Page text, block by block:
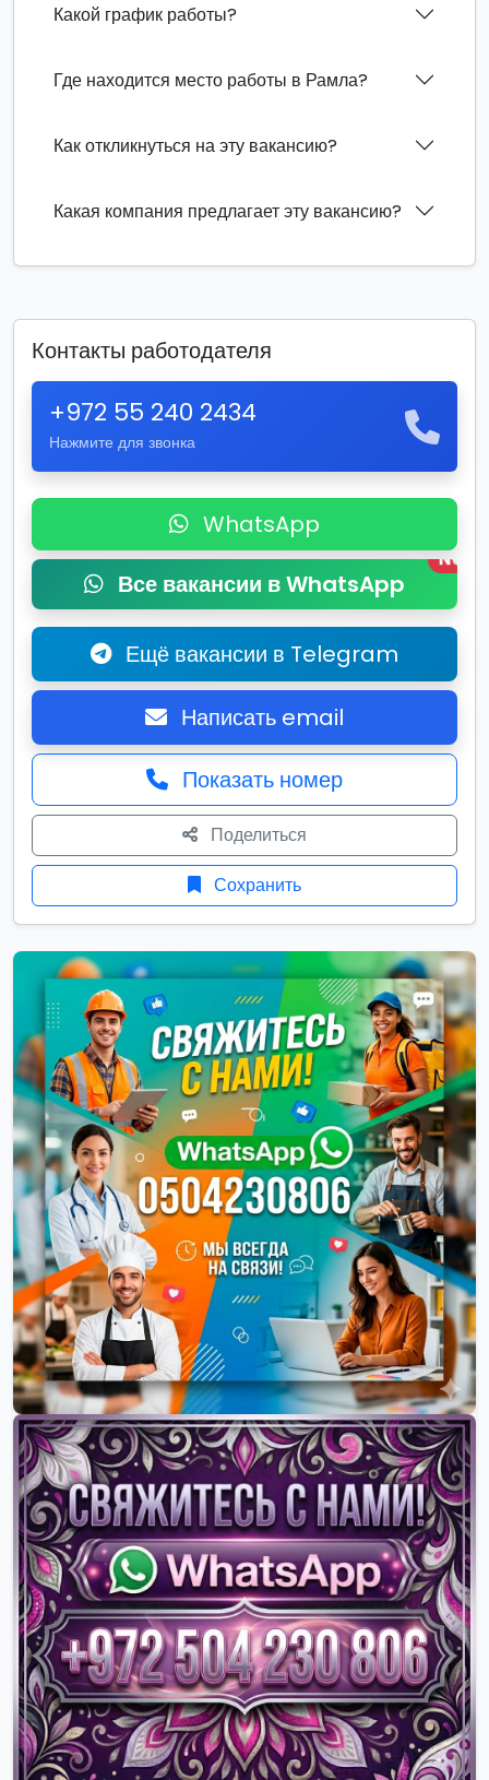
Какой график работы?
Где находится место работы в Рамла?
Как откликнуться на эту вакансию?
Какая компания предлагает эту вакансию?
Контакты работодателя
+972 55 240 2434
Нажмите для звонка
WhatsApp
Все вакансии в WhatsApp
New
Ещё вакансии в Telegram
Написать email
Показать номер
Поделиться
Сохранить